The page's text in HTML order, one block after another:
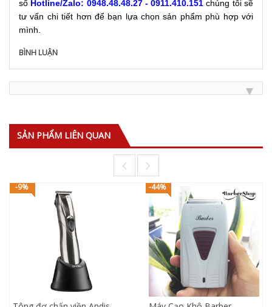
số Hotline/Zalo: 0948.48.48.27 - 0911.410.151 chúng tôi sẽ
tư vấn chi tiết hơn để bạn lựa chọn sản phẩm phù hợp với
mình.
BÌNH LUẬN
SẢN PHẨM LIÊN QUAN
-9% -44%